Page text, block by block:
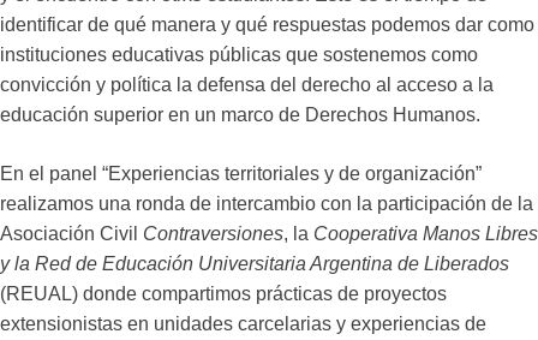
identificar de qué manera y qué respuestas podemos dar como
instituciones educativas públicas que sostenemos como
convicción y política la defensa del derecho al acceso a la
educación superior en un marco de Derechos Humanos.
En el panel “Experiencias territoriales y de organización”
realizamos una ronda de intercambio con la participación de la
Asociación Civil Contraversiones, la Cooperativa Manos Libres
y la Red de Educación Universitaria Argentina de Liberados
(REUAL) donde compartimos prácticas de proyectos
extensionistas en unidades carcelarias y experiencias de